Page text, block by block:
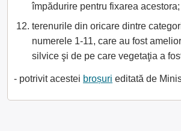
împădurire pentru fixarea acestora;
terenurile din oricare dintre
numerele 1-11, care au fost
silvice şi de pe care vegetaţia a
- potrivit acestei broșuri editată de